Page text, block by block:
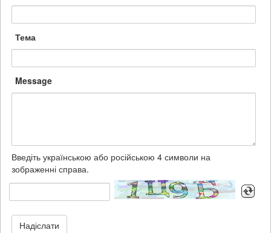
Тема
Message
Введіть українською або російською 4 символи на
зображенні справа.
Надіслати